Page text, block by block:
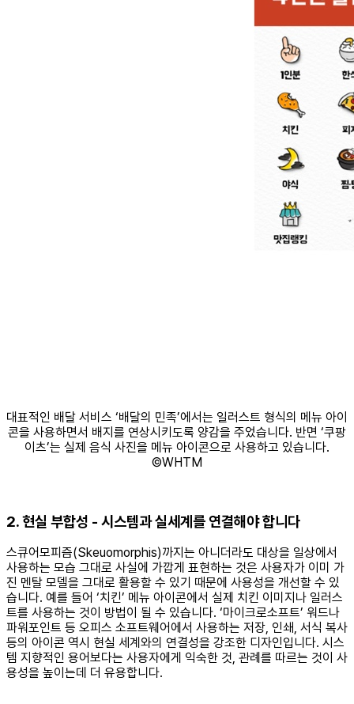
대표적인 배달 서비스 ‘배달의 민족’에서는 일러스트 형식의 메뉴 아이
콘을 사용하면서 배지를 연상시키도록 양감을 주었습니다. 반면 ‘쿠팡
이츠’는 실제 음식 사진을 메뉴 아이콘으로 사용하고 있습니다.
©WHTM
2. 현실 부합성 - 시스템과 실세계를 연결해야 합니다
스큐어모피즘(Skeuomorphis)까지는 아니더라도 대상을 일상에서
사용하는 모습 그대로 사실에 가깝게 표현하는 것은 사용자가 이미 가
진 멘탈 모델을 그대로 활용할 수 있기 때문에 사용성을 개선할 수 있
습니다. 예를 들어 ‘치킨’ 메뉴 아이콘에서 실제 치킨 이미지나 일러스
트를 사용하는 것이 방법이 될 수 있습니다. ‘마이크로소프트’ 워드나
파워포인트 등 오피스 소프트웨어에서 사용하는 저장, 인쇄, 서식 복사
등의 아이콘 역시 현실 세계와의 연결성을 강조한 디자인입니다. 시스
템 지향적인 용어보다는 사용자에게 익숙한 것, 관례를 따르는 것이 사
용성을 높이는데 더 유용합니다.